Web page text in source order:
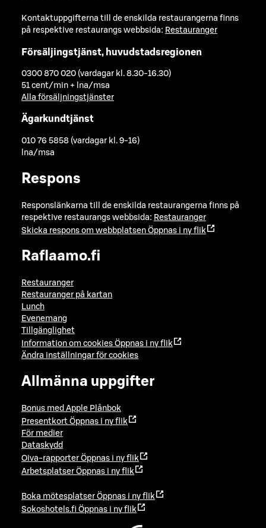
Kontaktuppgifterna till de enskilda restaurangerna finns
på respektive restaurangs webbsida: Restauranger
Försäljingstjänst, huvudstadsregionen
0300 870 020 (vardagar kl. 8.30-16.30)
51 cent/min + lna/msa
Alla försäljningstjänster
Ägarkundtjänst
010 76 5858 (vardagar kl. 9-16)
lna/msa
Respons
Responslänkarna till de enskilda restaurangerna finns på
respektive restaurangs webbsida: Restauranger
Skicka respons om webbplatsen Öppnas i ny flik
Raflaamo.fi
Restauranger
Restauranger på kartan
Lunch
Evenemang
Tillgänglighet
Information om cookies Öppnas i ny flik
Ändra inställningar för cookies
Allmänna uppgifter
Bonus med Apple Plånbok
Presentkort Öppnas i ny flik
För medier
Dataskydd
Oiva-rapporter Öppnas i ny flik
Arbetsplatser Öppnas i ny flik
Boka mötesplatser Öppnas i ny flik
Sokoshotels.fi Öppnas i ny flik